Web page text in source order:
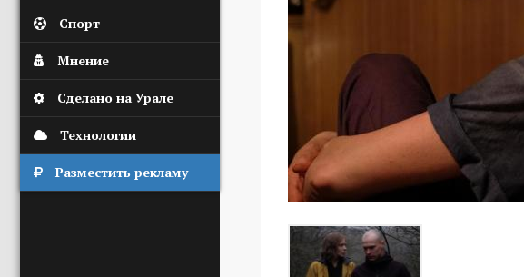
Спорт
Мнение
Сделано на Урале
Технологии
Разместить рекламу